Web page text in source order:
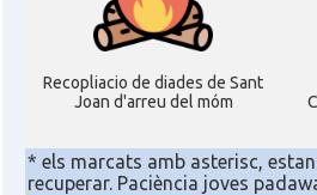
Recopliacio de diades de Sant
Joan d'arreu del móm
* els marcats amb asterisc,
recuperar. Paciència joves